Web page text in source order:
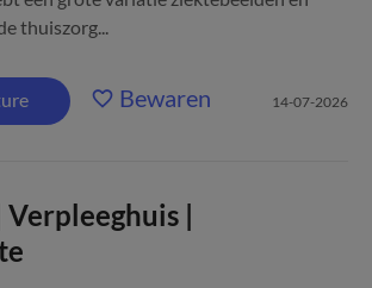
thuiszorg...
Bewaren 14-07-2026
|